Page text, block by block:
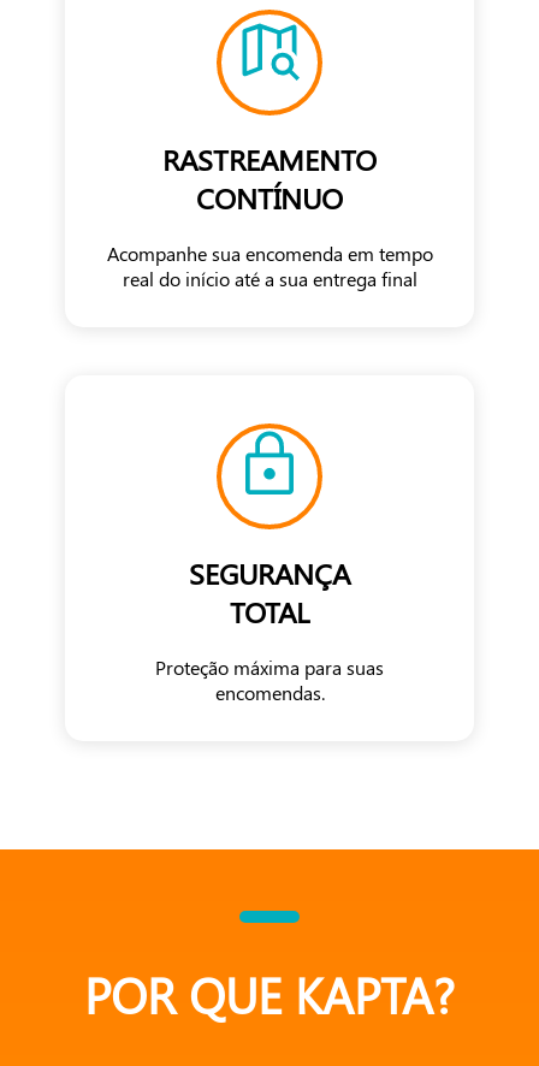
RASTREAMENTO
CONTÍNUO
Acompanhe sua encomenda em tempo
real do início até a sua entrega final
SEGURANÇA
TOTAL
Proteção máxima para suas
encomendas.
POR QUE KAPTA?